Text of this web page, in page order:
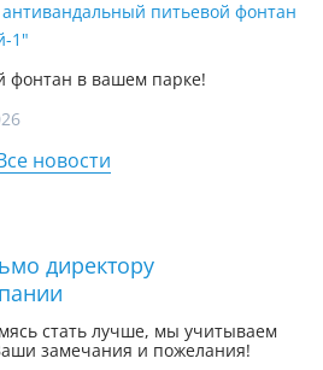
питьевой фонтан
1"
фонтан в вашем парке!
новости
директору
стать лучше, мы учитываем
замечания и пожелания!